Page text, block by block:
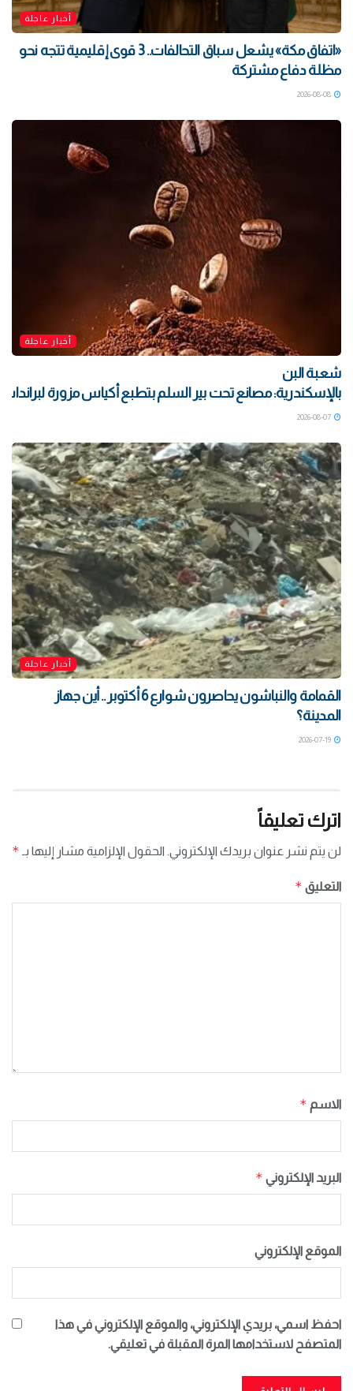
أخبار عاجلة
«اتفاق مكة» يشعل سباق التحالفات.. 3 قوى إقليمية تتجه نحو
مظلة دفاع مشتركة
أخبار عاجلة
شعبة البن
بالإسكندرية: مصانع تحت بير السلم بتطبع أكياس مزورة لبراندات
أخبار عاجلة
القمامة والنباشون يحاصرون شوارع 6 أكتوبر .. أين جهاز
المدينة؟
اترك تعليقاً
لن يتم نشر عنوان بريدك الإلكتروني. الحقول الإلزامية مشار إليها بـ *
التعليق *
الاسم *
البريد الإلكتروني *
الموقع الإلكتروني
احفظ اسمي، بريدي الإلكتروني، والموقع الإلكتروني في هذا
المتصفح لاستخدامها المرة المقبلة في تعليقي.